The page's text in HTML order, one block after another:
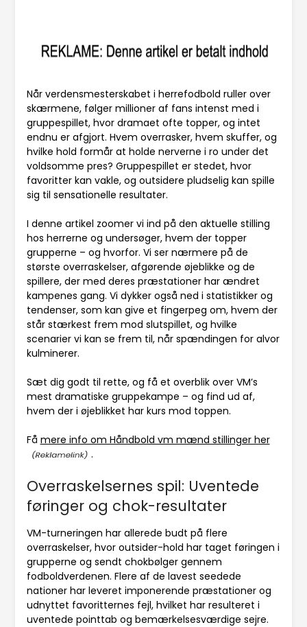
Når verdensmesterskabet i herrefodbold ruller over
skærmene, følger millioner af fans intenst med i
gruppespillet, hvor dramaet ofte topper, og intet
endnu er afgjort. Hvem overrasker, hvem skuffer, og
hvilke hold formår at holde nerverne i ro under det
voldsomme pres? Gruppespillet er stedet, hvor
favoritter kan vakle, og outsidere pludselig kan spille
sig til sensationelle resultater.
I denne artikel zoomer vi ind på den aktuelle stilling
hos herrerne og undersøger, hvem der topper
grupperne – og hvorfor. Vi ser nærmere på de
største overraskelser, afgørende øjeblikke og de
spillere, der med deres præstationer har ændret
kampenes gang. Vi dykker også ned i statistikker og
tendenser, som kan give et fingerpeg om, hvem der
står stærkest frem mod slutspillet, og hvilke
scenarier vi kan se frem til, når spændingen for alvor
kulminerer.
Sæt dig godt til rette, og få et overblik over VM’s
mest dramatiske gruppekampe – og find ud af,
hvem der i øjeblikket har kurs mod toppen.
Få mere info om Håndbold vm mænd stillinger her
.
Overraskelsernes spil: Uventede
føringer og chok-resultater
VM-turneringen har allerede budt på flere
overraskelser, hvor outsider-hold har taget føringen i
grupperne og sendt chokbølger gennem
fodboldverdenen. Flere af de lavest seedede
nationer har leveret imponerende præstationer og
udnyttet favoritternes fejl, hvilket har resulteret i
uventede pointtab og bemærkelsesværdige sejre.